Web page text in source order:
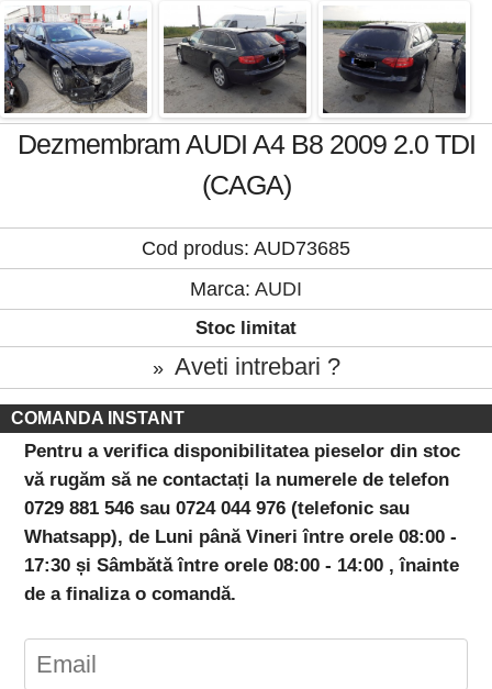
Dezmembram AUDI A4 B8 2009 2.0 TDI
(CAGA)
Cod produs: AUD73685
Marca: AUDI
Stoc limitat
» Aveti intrebari ?
COMANDA INSTANT
Pentru a verifica disponibilitatea pieselor din stoc
vă rugăm să ne contactați la numerele de telefon
0729 881 546 sau 0724 044 976 (telefonic sau
Whatsapp), de Luni până Vineri între orele 08:00 -
17:30 și Sâmbătă între orele 08:00 - 14:00 , înainte
de a finaliza o comandă.